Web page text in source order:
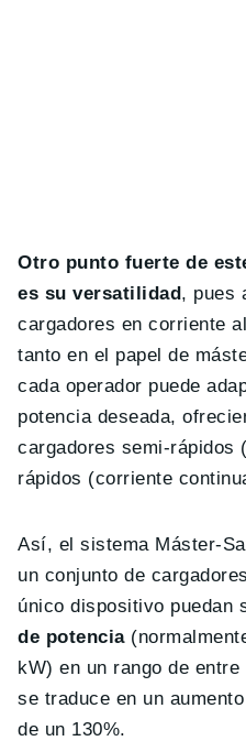
Otro punto fuerte de
es su versatilidad, pues
cargadores en corriente
tanto en el papel de
cada operador puede
potencia deseada,
cargadores semi-rápidos
rápidos (corriente
Así, el sistema Máster-
un conjunto de
único dispositivo puedan
de potencia
kW) en un rango de
se traduce en un
de un 130%.